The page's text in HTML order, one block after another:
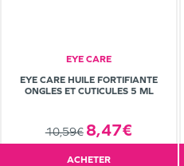
EYE CARE
EYE CARE HUILE FORTIFIANTE
ONGLES ET CUTICULES 5 ML
10,59€ 8,47€
ACHETER